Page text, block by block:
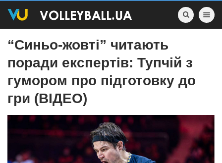
Toggle
“Синьо-жовті” читають
поради експертів: Тупчій з
гумором про підготовку до
гри (ВІДЕО)